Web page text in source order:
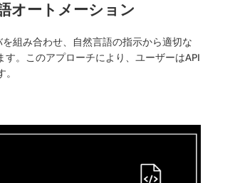
オートメーション
組み合わせ、自然言語の指示から適切な
。このアプローチにより、ユーザーはAPI